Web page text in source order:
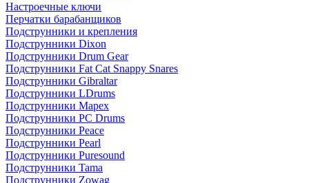
Настроечные ключи
Перчатки барабанщиков
Подструнники и крепления
Подструнники Dixon
Подструнники Drum Gear
Подструнники Fat Cat Snappy Snares
Подструнники Gibraltar
Подструнники LDrums
Подструнники Mapex
Подструнники PC Drums
Подструнники Peace
Подструнники Pearl
Подструнники Puresound
Подструнники Tama
Подструнники Zowag